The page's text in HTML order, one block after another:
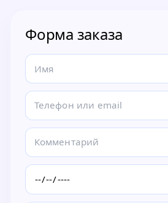
Форма заказа